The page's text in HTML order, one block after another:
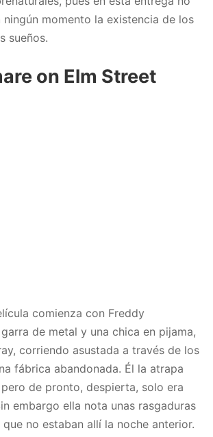
ningún momento la existencia de los
sueños.
on Elm Street
comienza con Freddy
de metal y una chica en pijama,
corriendo asustada a través de los
fábrica abandonada. Él la atrapa
de pronto, despierta, solo era
embargo ella nota unas rasgaduras
no estaban allí la noche anterior.